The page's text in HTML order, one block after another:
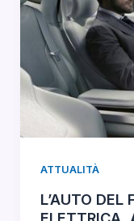
ATTUALITÀ
L’AUTO DEL